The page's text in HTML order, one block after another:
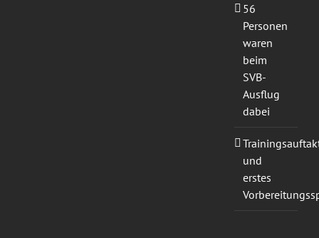
56
Personen
waren
beim
SVB-
Ausflug
dabei
und
erstes